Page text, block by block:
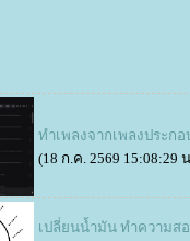
ทำเพลงจากเพลงประกอ
(18 ก.ค. 2569 15:08:29
เปลี่ยนน้ำมัน ทำความส